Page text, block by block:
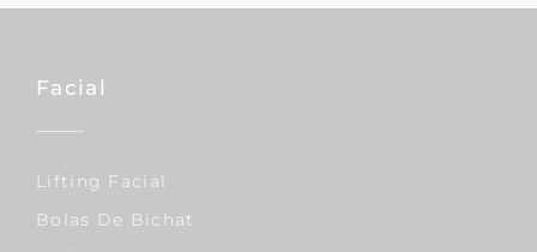
Facial
Lifting Facial
Bolas De Bichat